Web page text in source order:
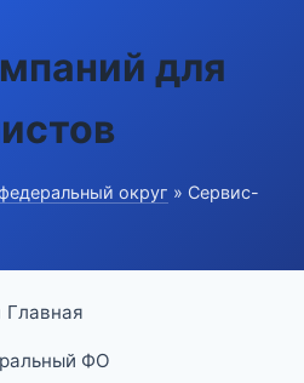
для
округ » Сервис-
Главная
ФО